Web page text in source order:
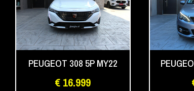
PEUGEOT 308 5P MY22
€ 16.999